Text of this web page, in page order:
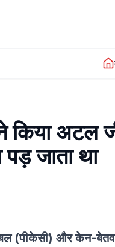
किया अटल
जाता था
(पीकेसी) और केन-